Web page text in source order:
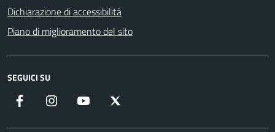
Dichiarazione di accessibilità
Piano di miglioramento del sito
SEGUICI SU
Facebook Instagram YouTube